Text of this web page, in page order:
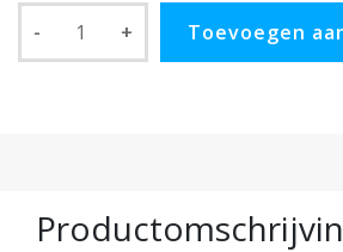
- + Toevoegen